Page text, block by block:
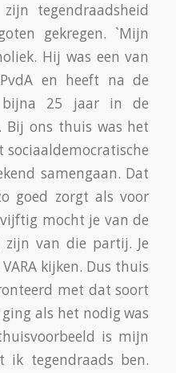
tegendraadsheid
gekregen. `Mijn
Hij was een van
en heeft na de
bijna 25 jaar in de
Bij ons thuis was het
samengaan. Dat
goed zorgt als voor
mocht je van de
van die partij. Je
kijken. Dus thuis
met dat soort
als het nodig was
is mijn
ik tegendraads ben.